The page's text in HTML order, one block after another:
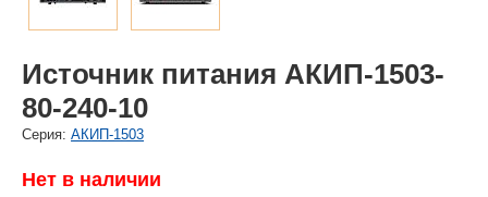
Источник питания АКИП-1503-
80-240-10
Cерия: АКИП-1503
Нет в наличии